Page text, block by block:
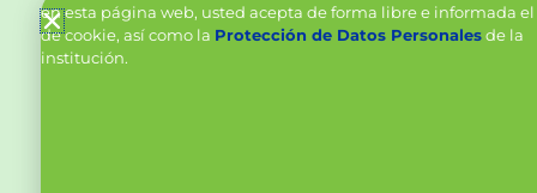
en esta página web, usted acepta de forma libre e informada el
de cookie, así como la Protección de Datos Personalesde la
institución.